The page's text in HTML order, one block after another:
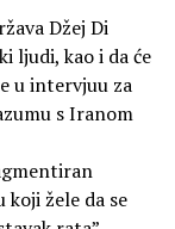
(John Roberts)
oružja u
avgusta 1945.
na sam dan
je na
Džej Di
ljudi, kao i da će
u intervjuu za
s Iranom
žele da se